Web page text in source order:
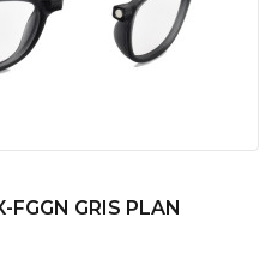
FGGN GRIS PLAN